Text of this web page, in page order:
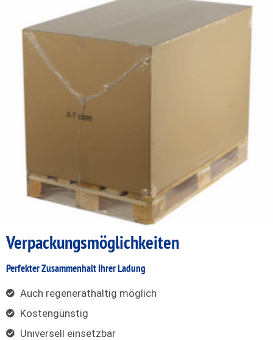
Verpackungsmöglichkeiten
Perfekter Zusammenhalt Ihrer Ladung
Auch regenerathaltig möglich
Kostengünstig
Universell einsetzbar